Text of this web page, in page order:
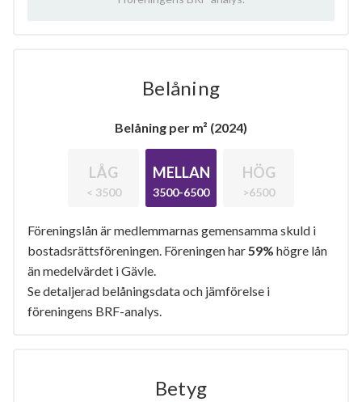
Belåning
Belåning per m² (2024)
LÅG
< 3500
MELLAN
3500-6500
HÖG
>6500
Föreningslån är medlemmarnas gemensamma skuld i
bostadsrättsföreningen. Föreningen har59% högre lån
än medelvärdet i Gävle.
Se detaljerad belåningsdata och jämförelse i
föreningens BRF-analys.
Betyg